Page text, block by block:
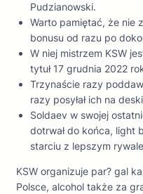
Pudzianowski.
Warto pamiętać, że nie
bonusu od razu po
W niej mistrzem KSW
tytuł 17 grudnia 2022
Trzynaście razy
razy posyłał ich na
Soldaev w swojej
dotrwał do końca, light
starciu z lepszym
KSW organizuje par? gal
Polsce, alcohol także za